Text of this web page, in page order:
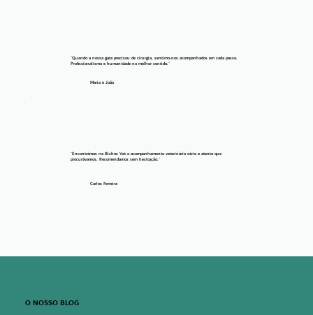
"Quando a nossa gata precisou de cirurgia, sentimo-nos acompanhados em cada passo.
Profissionalismo e humanidade no melhor sentido."
Maria e João
"Encontrámos na Bichos Vet o acompanhamento veterinário sério e atento que
procurávamos. Recomendamos sem hesitação."
Carlos Ferreira
O NOSSO BLOG